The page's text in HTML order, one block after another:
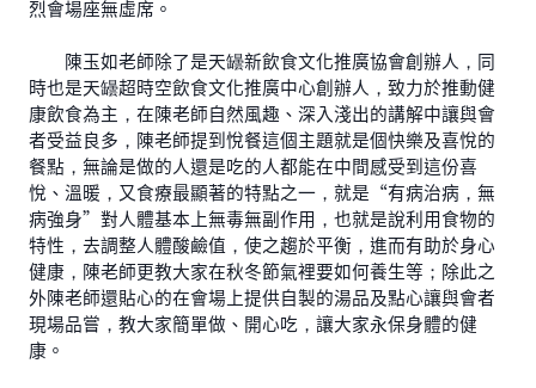
烈會場座無虛席。
陳玉如老師除了是天罎新飲食文化推廣協會創辦人，同
時也是天罎超時空飲食文化推廣中心創辦人，致力於推動健
康飲食為主，在陳老師自然風趣、深入淺出的講解中讓與會
者受益良多，陳老師提到悅餐這個主題就是個快樂及喜悅的
餐點，無論是做的人還是吃的人都能在中間感受到這份喜
悅、溫暖，又食療最顯著的特點之一，就是“有病治病，無
病強身”對人體基本上無毒無副作用，也就是說利用食物的
特性，去調整人體酸鹼值，使之趨於平衡，進而有助於身心
健康，陳老師更教大家在秋冬節氣裡要如何養生等；除此之
外陳老師還貼心的在會場上提供自製的湯品及點心讓與會者
現場品嘗，教大家簡單做、開心吃，讓大家永保身體的健
康。